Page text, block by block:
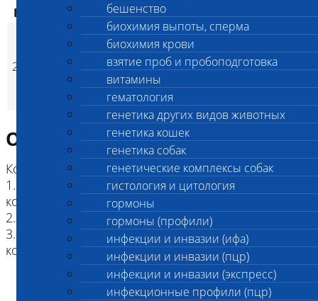
бешенство
биохимия выпоты, сперма
биохимия крови
взятие проб и пробоподготовка
витамины
гематология
генетика других видов животных
генетика кошек
генетика собак
генетические комплексы собак
гистология и цитология
гормоны
гормоны (профили)
инфекции и инвазии (ифа)
инфекции и инвазии (пцр)
инфекции и инвазии (экспресс)
инфекционные профили (пцр)
Код Наименование услуг Цена, руб.
2723
Генетический
комплекс для
родезийского
риджбека
расширенный
9 200p (Время
Описание исследования
Коды исследований в составе комплекса:
1. Дегенеративная миелопатия. Экзон 2 (DM Ex2)
код 2848
2. Осветление окраса собак
3. Ювенильная идиопатическая эпилепсия (BFJE)
код 2957